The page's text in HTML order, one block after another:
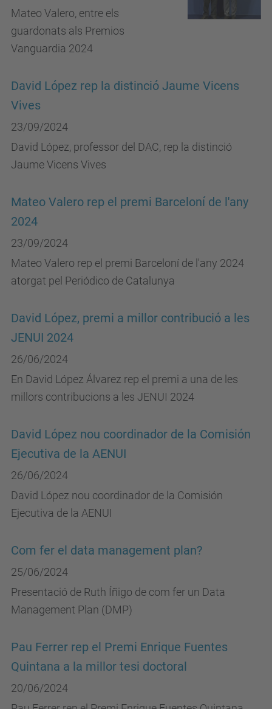
Mateo Valero, entre els
guardonats als Premios
Vanguardia 2024
David López rep la distinció Jaume Vicens
Vives
23/09/2024
David López, professor del DAC, rep la distinció
Jaume Vicens Vives
Mateo Valero rep el premi Barceloní de l'any
2024
23/09/2024
Mateo Valero rep el premi Barceloní de l'any 2024
atorgat pel Periódico de Catalunya
David López, premi a millor contribució a les
JENUI 2024
26/06/2024
En David López Álvarez rep el premi a una de les
millors contribucions a les JENUI 2024
David López nou coordinador de la Comisión
Ejecutiva de la AENUI
26/06/2024
David López nou coordinador de la Comisión
Ejecutiva de la AENUI
Com fer el data management plan?
25/06/2024
Presentació de Ruth Íñigo de com fer un Data
Management Plan (DMP)
Pau Ferrer rep el Premi Enrique Fuentes
Quintana a la millor tesi doctoral
20/06/2024